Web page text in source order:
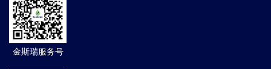
金斯瑞服务号